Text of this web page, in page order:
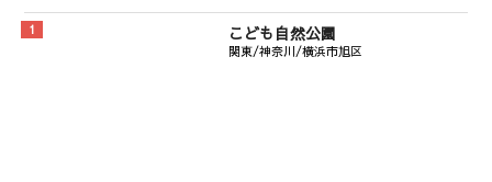
こども自然公園
関東/神奈川/横浜市旭区